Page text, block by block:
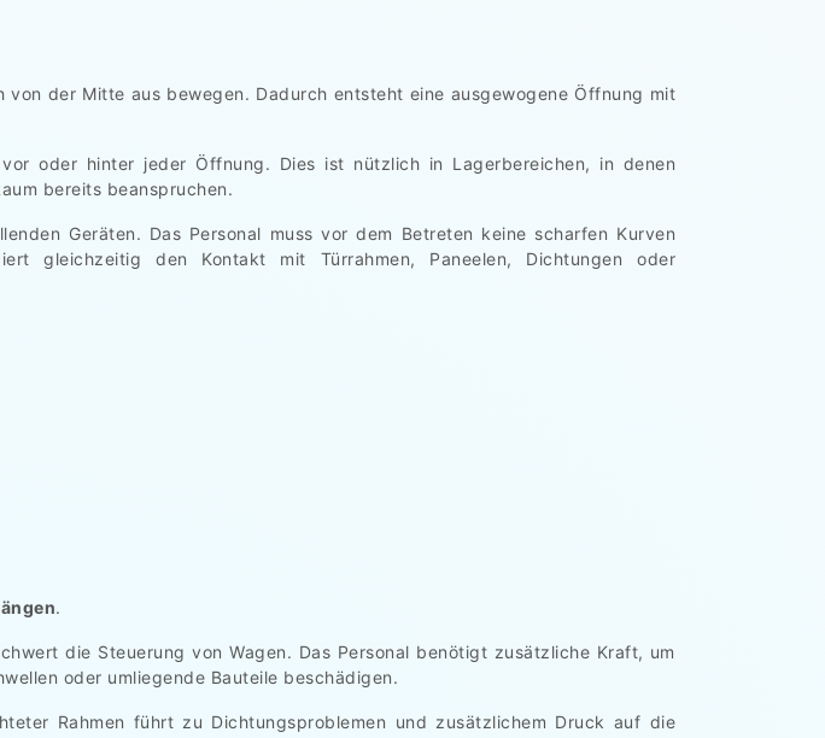
von der Mitte aus bewegen. Dadurch entsteht eine ausgewogene Öffnung mit
oder hinter jeder Öffnung. Dies ist nützlich in Lagerbereichen, in denen
bereits beanspruchen.
Geräten. Das Personal muss vor dem Betreten keine scharfen Kurven
gleichzeitig den Kontakt mit Türrahmen, Paneelen, Dichtungen oder
.
die Steuerung von Wagen. Das Personal benötigt zusätzliche Kraft, um
oder umliegende Bauteile beschädigen.
Rahmen führt zu Dichtungsproblemen und zusätzlichem Druck auf die